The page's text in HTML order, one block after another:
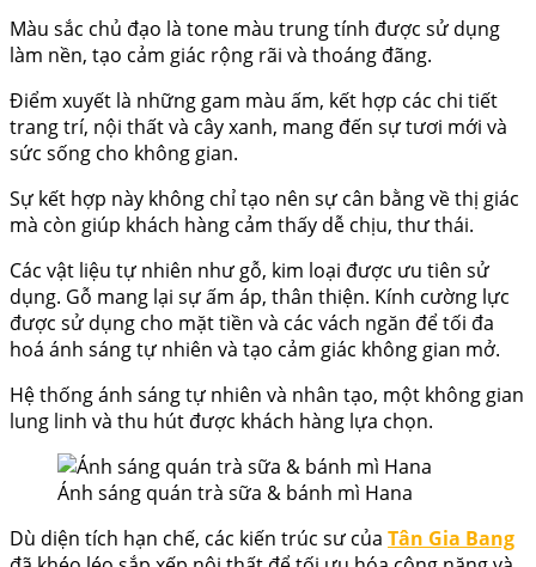
Màu sắc chủ đạo là tone màu trung tính được sử dụng
làm nền, tạo cảm giác rộng rãi và thoáng đãng.
Điểm xuyết là những gam màu ấm, kết hợp các chi tiết
trang trí, nội thất và cây xanh, mang đến sự tươi mới và
sức sống cho không gian.
Sự kết hợp này không chỉ tạo nên sự cân bằng về thị giác
mà còn giúp khách hàng cảm thấy dễ chịu, thư thái.
Các vật liệu tự nhiên như gỗ, kim loại được ưu tiên sử
dụng. Gỗ mang lại sự ấm áp, thân thiện. Kính cường lực
được sử dụng cho mặt tiền và các vách ngăn để tối đa
hoá ánh sáng tự nhiên và tạo cảm giác không gian mở.
Hệ thống ánh sáng tự nhiên và nhân tạo, một không gian
lung linh và thu hút được khách hàng lựa chọn.
Ánh sáng quán trà sữa & bánh mì Hana
Dù diện tích hạn chế, các kiến trúc sư của Tân Gia Bang